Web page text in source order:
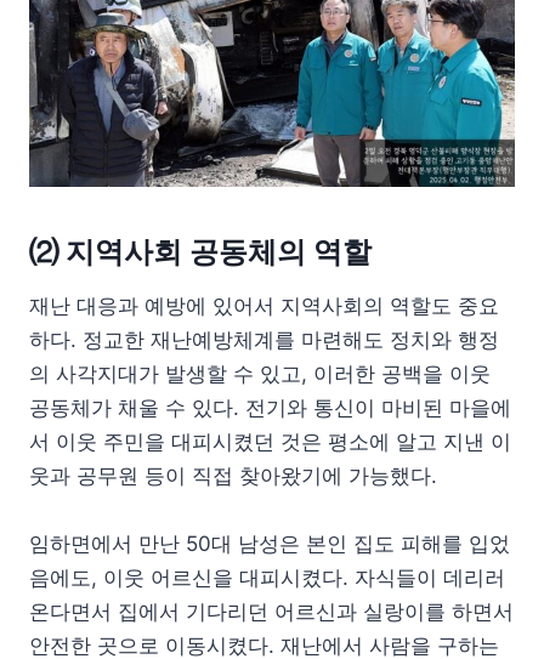
⑵ 지역사회 공동체의 역할
재난 대응과 예방에 있어서 지역사회의 역할도 중요
하다. 정교한 재난예방체계를 마련해도 정치와 행정
의 사각지대가 발생할 수 있고, 이러한 공백을 이웃
공동체가 채울 수 있다. 전기와 통신이 마비된 마을에
서 이웃 주민을 대피시켰던 것은 평소에 알고 지낸 이
웃과 공무원 등이 직접 찾아왔기에 가능했다.
임하면에서 만난 50대 남성은 본인 집도 피해를 입었
음에도, 이웃 어르신을 대피시켰다. 자식들이 데리러
온다면서 집에서 기다리던 어르신과 실랑이를 하면서
안전한 곳으로 이동시켰다. 재난에서 사람을 구하는